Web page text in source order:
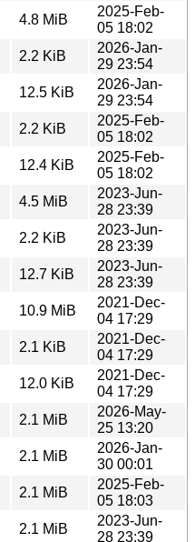
4.8 MiB
2025-Feb-
05 18:02
2.2 KiB
2026-Jan-
29 23:54
12.5 KiB
2026-Jan-
29 23:54
2.2 KiB
2025-Feb-
05 18:02
12.4 KiB
2025-Feb-
05 18:02
4.5 MiB
2023-Jun-
28 23:39
2.2 KiB
2023-Jun-
28 23:39
12.7 KiB
2023-Jun-
28 23:39
10.9 MiB
2021-Dec-
04 17:29
2.1 KiB
2021-Dec-
04 17:29
12.0 KiB
2021-Dec-
04 17:29
2.1 MiB
2026-May-
25 13:20
2.1 MiB
2026-Jan-
30 00:01
2.1 MiB
2025-Feb-
05 18:03
2.1 MiB
2023-Jun-
28 23:39